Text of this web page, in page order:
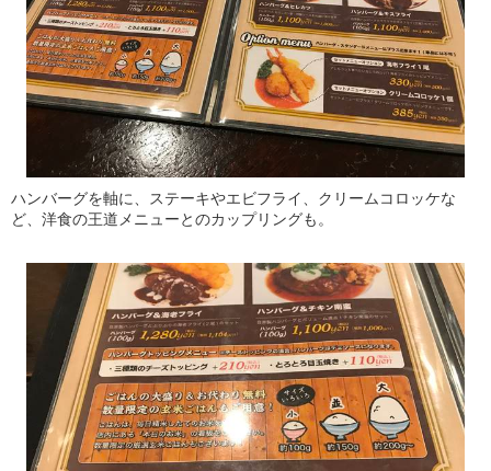
ハンバーグを軸に、ステーキやエビフライ、クリームコロッケな
ど、洋食の王道メニューとのカップリングも。